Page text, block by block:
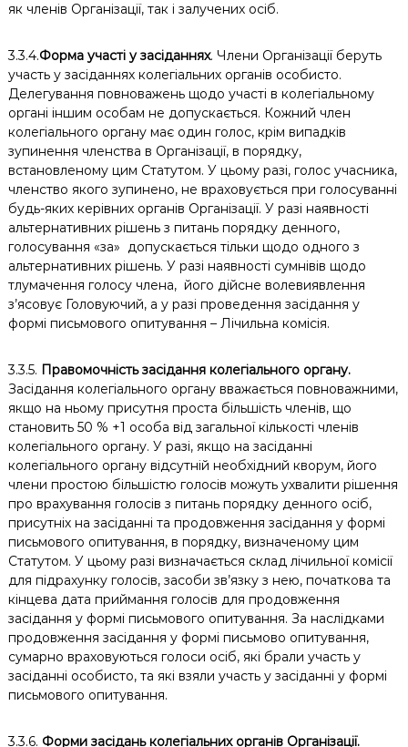
як членів Організації, так і залучених осіб.
3.3.4.Форма участі у засіданнях. Члени Організації беруть
участь у засіданнях колегіальних органів особисто.
Делегування повноважень щодо участі в колегіальному
органі іншим особам не допускається. Кожний член
колегіального органу має один голос, крім випадків
зупинення членства в Організації, в порядку,
встановленому цим Статутом. У цьому разі, голос учасника,
членство якого зупинено, не враховується при голосуванні
будь-яких керівних органів Організації. У разі наявності
альтернативних рішень з питань порядку денного,
голосування «за» допускається тільки щодо одного з
альтернативних рішень. У разі наявності сумнівів щодо
тлумачення голосу члена, його дійсне волевиявлення
з’ясовує Головуючий, а у разі проведення засідання у
формі письмового опитування – Лічильна комісія.
3.3.5. Правомочність засідання колегіального органу.
Засідання колегіального органу вважається повноважними,
якщо на ньому присутня проста більшість членів, що
становить 50 % +1 особа від загальної кількості членів
колегіального органу. У разі, якщо на засіданні
колегіального органу відсутній необхідний кворум, його
члени простою більшістю голосів можуть ухвалити рішення
про врахування голосів з питань порядку денного осіб,
присутніх на засіданні та продовження засідання у формі
письмового опитування, в порядку, визначеному цим
Статутом. У цьому разі визначається склад лічильної комісії
для підрахунку голосів, засоби зв’язку з нею, початкова та
кінцева дата приймання голосів для продовження
засідання у формі письмового опитування. За наслідками
продовження засідання у формі письмово опитування,
сумарно враховуються голоси осіб, які брали участь у
засіданні особисто, та які взяли участь у засіданні у формі
письмового опитування.
3.3.6. Форми засідань колегіальних органів Організації.